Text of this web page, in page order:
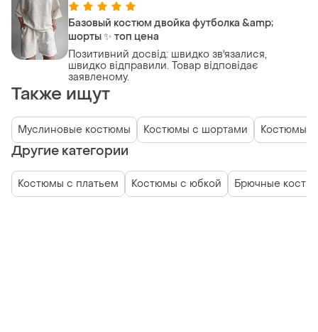
Базовый костюм двойка футболка &amp;
шорты ✨ топ цена
Позитивний досвід: швидко зв'язалися,
швидко відправили. Товар відповідає
заявленому.
Также ищут
Муслиновые костюмы Костюмы с шортами Костюмы
Другие категории
Костюмы с платьем Костюмы с юбкой Брючные